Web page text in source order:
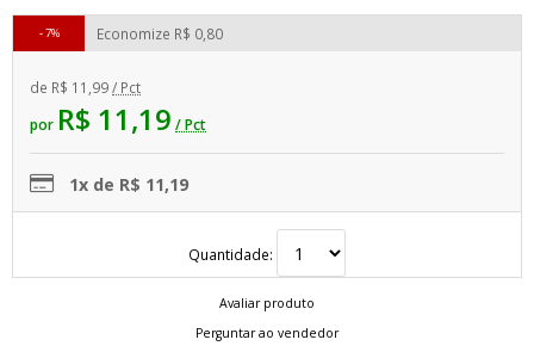
de R$ 11,99/ Pct
por R$ 11,19 / Pct
Economize R$ 0,80
7%
1x de R$ 11,19
Quantidade:
Avaliar produto
Perguntar ao vendedor